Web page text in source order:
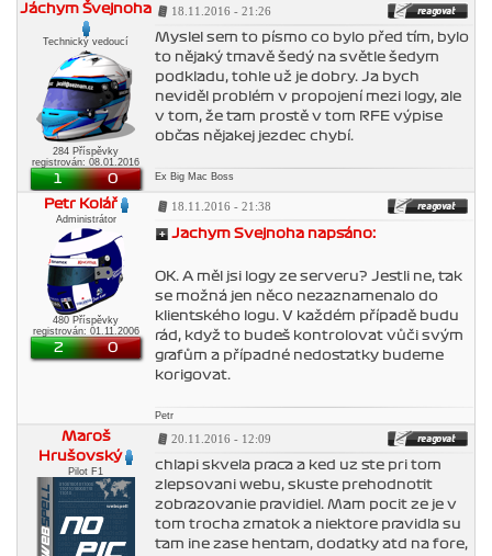
Jáchym Švejnoha
Technický vedoucí
284 Příspěvky
registrován: 08.01.2016
1 0
18.11.2016 - 21:26
Myslel sem to písmo co bylo před tím, bylo
to nějaký tmavě šedý na světle šedym
podkladu, tohle už je dobry. Ja bych
neviděl problém v propojení mezi logy, ale
v tom, že tam prostě v tom RFE výpise
občas nějakej jezdec chybí.
Ex Big Mac Boss
Petr Kolář
Administrátor
480 Příspěvky
registrován: 01.11.2006
2 0
18.11.2016 - 21:38
Jachym Svejnoha napsáno:
OK. A měl jsi logy ze serveru? Jestli ne, tak
se možná jen něco nezaznamenalo do
klientského logu. V každém případě budu
rád, když to budeš kontrolovat vůči svým
grafům a případné nedostatky budeme
korigovat.
Petr
Maroš
Hrušovský
Pilot F1
20.11.2016 - 12:09
chlapi skvela praca a ked uz ste pri tom
zlepsovani webu, skuste prehodnotit
zobrazovanie pravidiel. Mam pocit ze je v
tom trocha zmatok a niektore pravidla su
tam ine zase hentam, dodatky atd na fore,